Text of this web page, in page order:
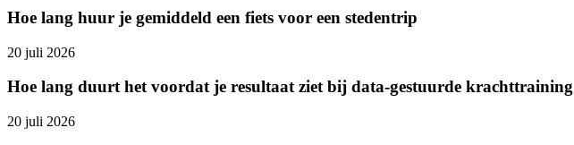
Hoe lang huur je gemiddeld een fiets voor een stedentrip
20 juli 2026
Hoe lang duurt het voordat je resultaat ziet bij data-gestuurde krachttraining
20 juli 2026